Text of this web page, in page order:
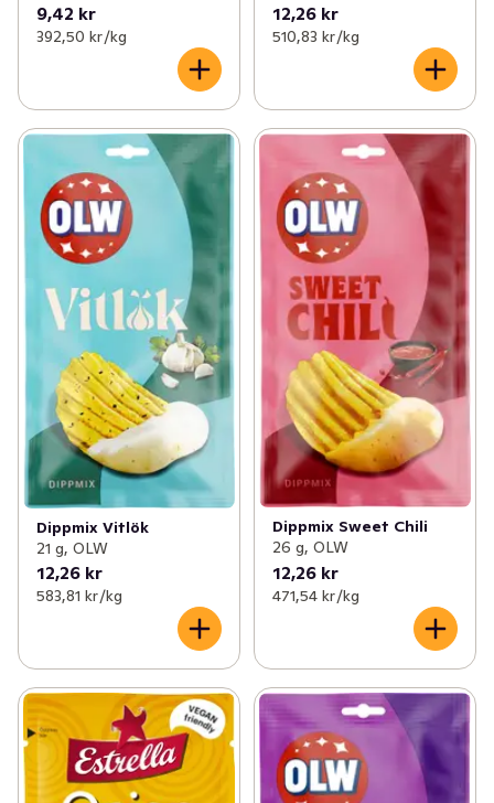
9,42 kr
392,50 kr /kg
12,26 kr
510,83 kr /kg
Dippmix Vitlök
21 g, OLW
12,26 kr
583,81 kr /kg
Dippmix Sweet Chili
26 g, OLW
12,26 kr
471,54 kr /kg